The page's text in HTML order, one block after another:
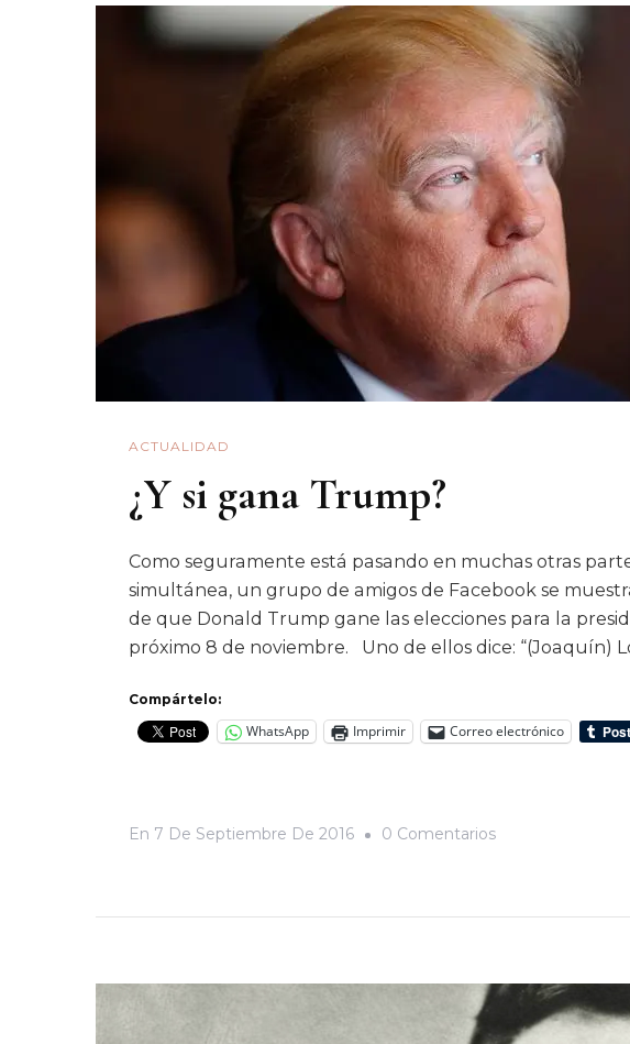
Trump
ACTUALIDAD
¿Y si gana Trump?
Como seguramente está pasando en muchas otras
simultánea, un grupo de amigos de Facebook se
de que Donald Trump gane las elecciones para la
próximo 8 de noviembre. Uno de ellos dice: “(Joaquín)
Compártelo:
WhatsApp Imprimir Correo electrónico
En 7 De Septiembre De 2016 0 ComentariosEn